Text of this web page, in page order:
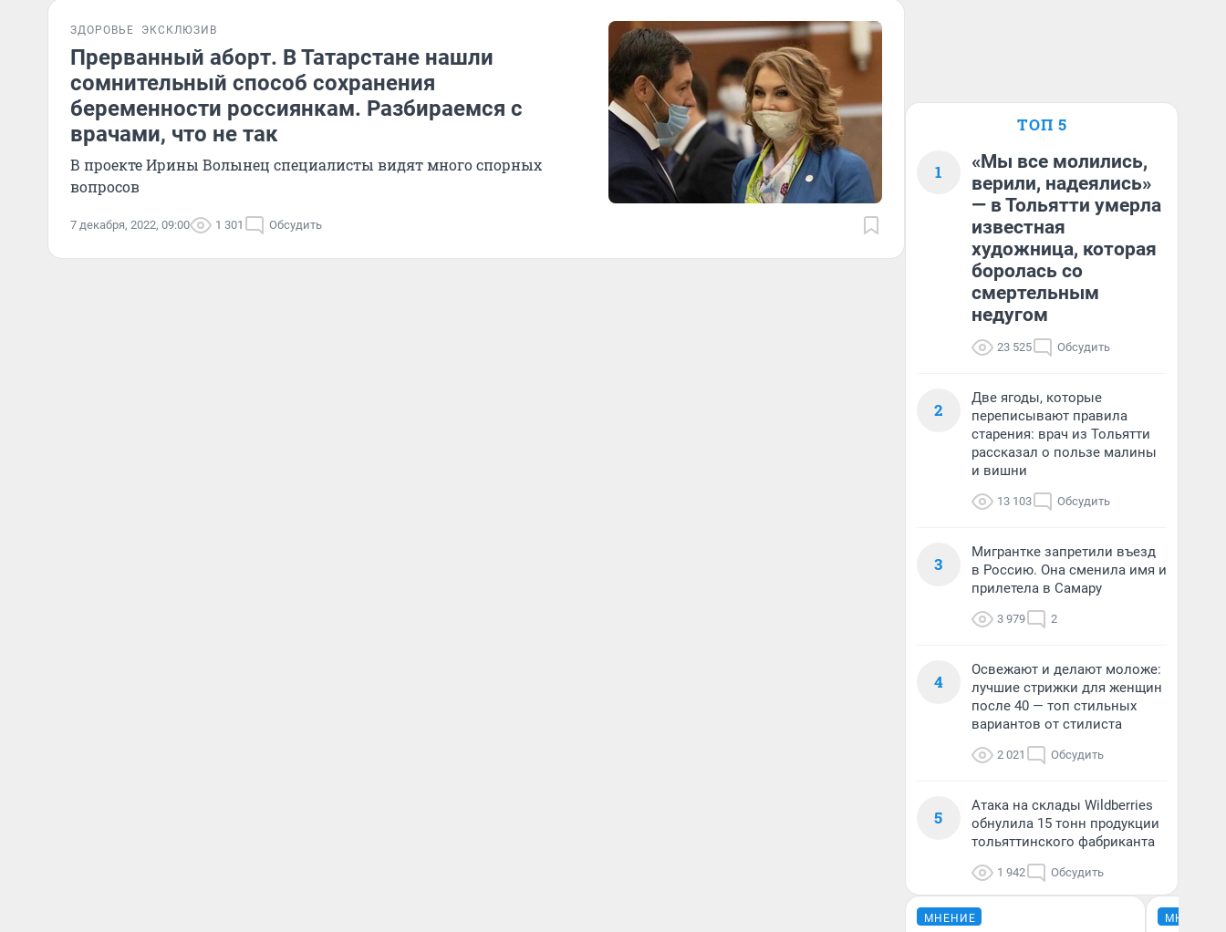
ЗДОРОВЬЕ ЭКСКЛЮЗИВ
Прерванный аборт. В Татарстане нашли
сомнительный способ сохранения
беременности россиянкам. Разбираемся с
врачами, что не так
В проекте Ирины Волынец специалисты видят много спорных
вопросов
7 декабря, 2022, 09:00 1 301 Обсудить
ТОП 5
1
«Мы все молились,
верили, надеялись»
— в Тольятти умерла
известная
художница, которая
боролась со
смертельным
недугом
23 525 Обсудить
2
Две ягоды, которые
переписывают правила
старения: врач из Тольятти
рассказал о пользе малины
и вишни
13 103 Обсудить
3
Мигрантке запретили въезд
в Россию. Она сменила имя и
прилетела в Самару
3 979 2
4
Освежают и делают моложе:
лучшие стрижки для женщин
после 40 — топ стильных
вариантов от стилиста
2 021 Обсудить
5
Атака на склады Wildberries
обнулила 15 тонн продукции
тольяттинского фабриканта
1 942 Обсудить
МНЕНИЕ МНЕНИЕ